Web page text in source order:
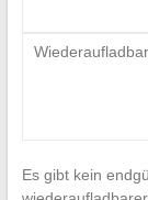
Wiederaufladbar
Es gibt kein